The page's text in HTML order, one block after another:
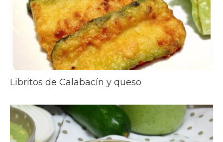
Libritos de Calabacín y queso